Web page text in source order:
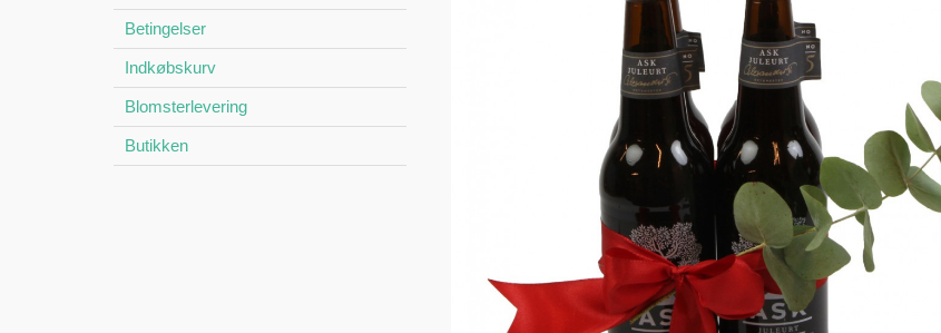
Betingelser
Indkøbskurv
Blomsterlevering
Butikken